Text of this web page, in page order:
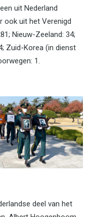
uit Nederland
ook uit het Verenigd
Nieuw-Zeeland: 34;
Zuid-Korea (in dienst
1.
deel van het